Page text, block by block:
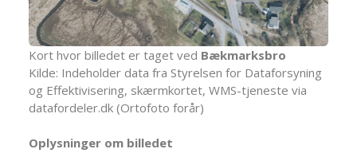
Kort hvor billedet er taget ved Bækmarksbro
Kilde: Indeholder data fra Styrelsen for Dataforsyning
og Effektivisering, skærmkortet, WMS-tjeneste via
datafordeler.dk (Ortofoto forår)
Oplysninger om billedet